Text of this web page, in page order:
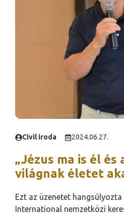
Civil iroda 2024.06.27.
„Jézus ma is él és
világnak életet
Ezt az üzenetet
International nemzetközi